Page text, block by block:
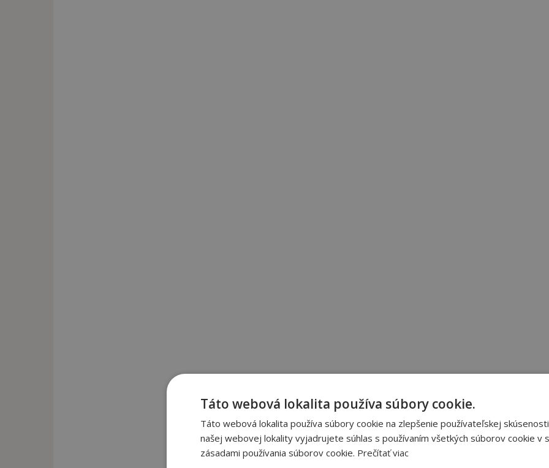
Táto webová lokalita používa súbory cookie.
Táto webová lokalita používa súbory cookie na zlepšenie používateľskej
našej webovej lokality vyjadrujete súhlas s používaním všetkých súborov cookie v
zásadami používania súborov cookie. Prečítať viac